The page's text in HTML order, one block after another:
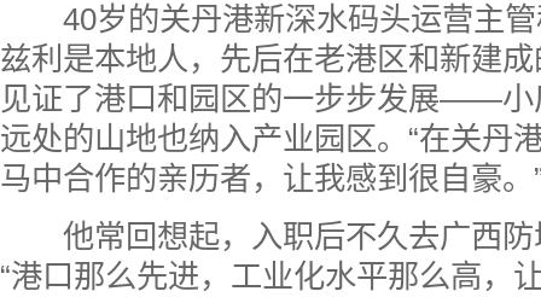
40岁的关丹港新深水码头运营主管
兹利是本地人，先后在老港区和新建
见证了港口和园区的一步步发展——小
远处的山地也纳入产业园区。“在关丹
马中合作的亲历者，让我感到很自豪。
他常回想起，入职后不久去广西防
“港口那么先进，工业化水平那么高，